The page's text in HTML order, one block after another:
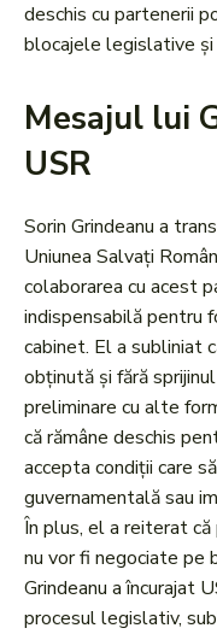
deschis cu partenerii
blocajele legislative și
Mesajul lui
USR
Sorin Grindeanu a
Uniunea Salvați
colaborarea cu acest
indispensabilă pentru
cabinet. El a subliniat
obținută și fără
preliminare cu alte
că rămâne deschis
accepta condiții care
guvernamentală sau
În plus, el a reiterat
nu vor fi negociate pe
Grindeanu a încurajat
procesul legislativ,